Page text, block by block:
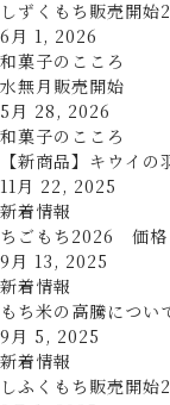
しずくもち販売開始
6月 1, 2026
和菓子のこころ
水無月販売開始
5月 28, 2026
和菓子のこころ
【新商品】キウイ
11月 22, 2025
新着情報
ちごもち2026 価格
9月 13, 2025
新着情報
もち米の高騰につい
9月 5, 2025
新着情報
しふくもち販売開始